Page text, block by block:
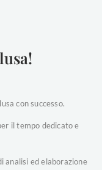
con successo.
il tempo dedicato e
ed elaborazione